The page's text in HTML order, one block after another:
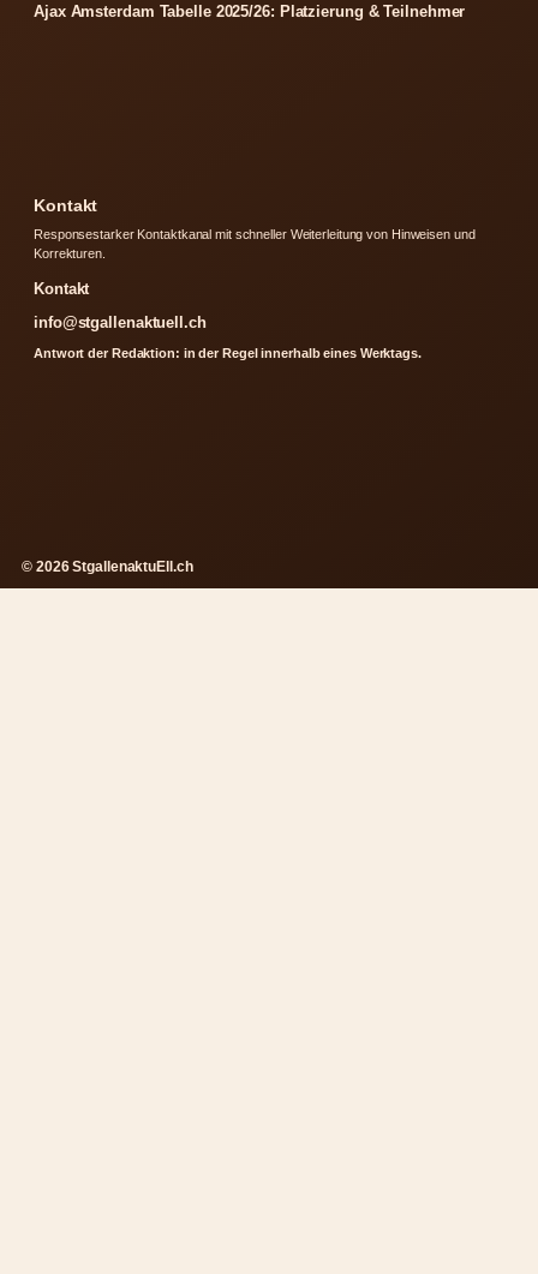
Ajax Amsterdam Tabelle 2025/26: Platzierung & Teilnehmer
Kontakt
Responsestarker Kontaktkanal mit schneller Weiterleitung von Hinweisen und
Korrekturen.
Kontakt
info@stgallenaktuell.ch
Antwort der Redaktion: in der Regel innerhalb eines Werktags.
© 2026 StgallenaktuEll.ch